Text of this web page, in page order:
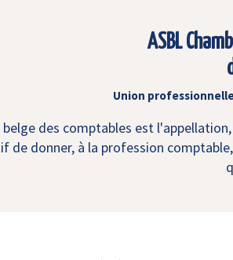
ASBL
Union
belge des comptables est
de donner, à la profession